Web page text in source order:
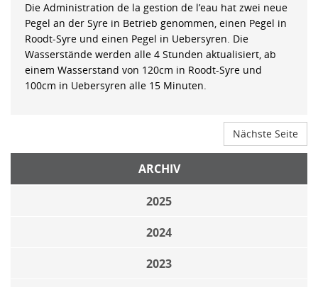
Die Administration de la gestion de l’eau hat zwei neue
Pegel an der Syre in Betrieb genommen, einen Pegel in
Roodt-Syre und einen Pegel in Uebersyren. Die
Wasserstände werden alle 4 Stunden aktualisiert, ab
einem Wasserstand von 120cm in Roodt-Syre und
100cm in Uebersyren alle 15 Minuten.
Nächste Seite
ARCHIV
2025
2024
2023